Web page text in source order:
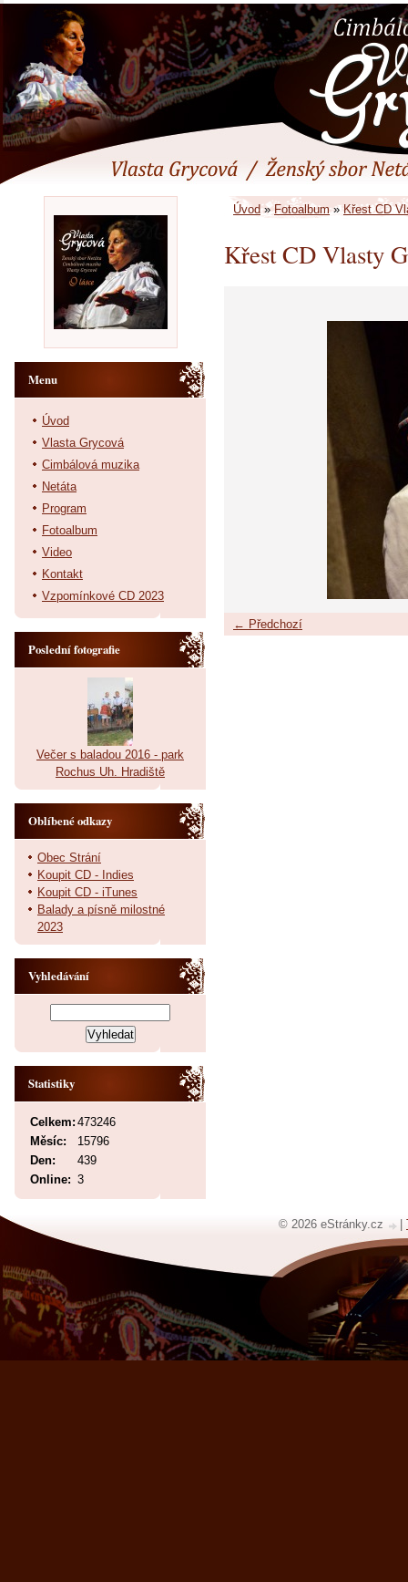
Úvod»Fotoalbum»Křest CD
Křest CD Vlasty
← Předchozí
Menu
Úvod
Vlasta Grycová
Cimbálová muzika
Netáta
Program
Fotoalbum
Video
Kontakt
Vzpomínkové CD 2023
Poslední fotografie
Večer s baladou 2016 - park
Rochus Uh. Hradiště
Oblíbené odkazy
Obec Strání
Koupit CD - Indies
Koupit CD - iTunes
Balady a písně milostné
2023
Vyhledávání
Statistiky
Online: 3
Celkem: 473246
Měsíc:
15796
Den:
439
© 2026 eStránky.cz